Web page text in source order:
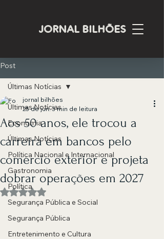
JORNAL BILHÕES
Post
Últimas Notícias
Economia
Últimas Notícias
Política Nacional e Internacional
Gastronomia
Política
Segurança Pública e Social
Segurança Pública
Entretenimento e Cultura
Últimas Notícias
Aos 50 anos, ele trocou a
carreira em bancos pelo
comércio exterior e projeta
dobrar operações em 2027
jornal bilhões
25 de jun.3 min de leitura
Avaliado com NaN de 5 estrelas.